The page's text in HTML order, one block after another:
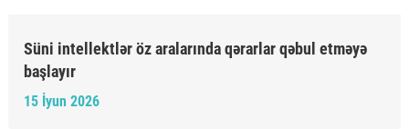
Süni intellektlər öz aralarında qərarlar qəbul etməyə
başlayır
15 İyun 2026